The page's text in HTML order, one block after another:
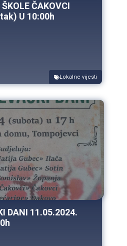
ČAKOVCI
U 10:00h
Lokalne vijesti
DANI 11.05.2024.